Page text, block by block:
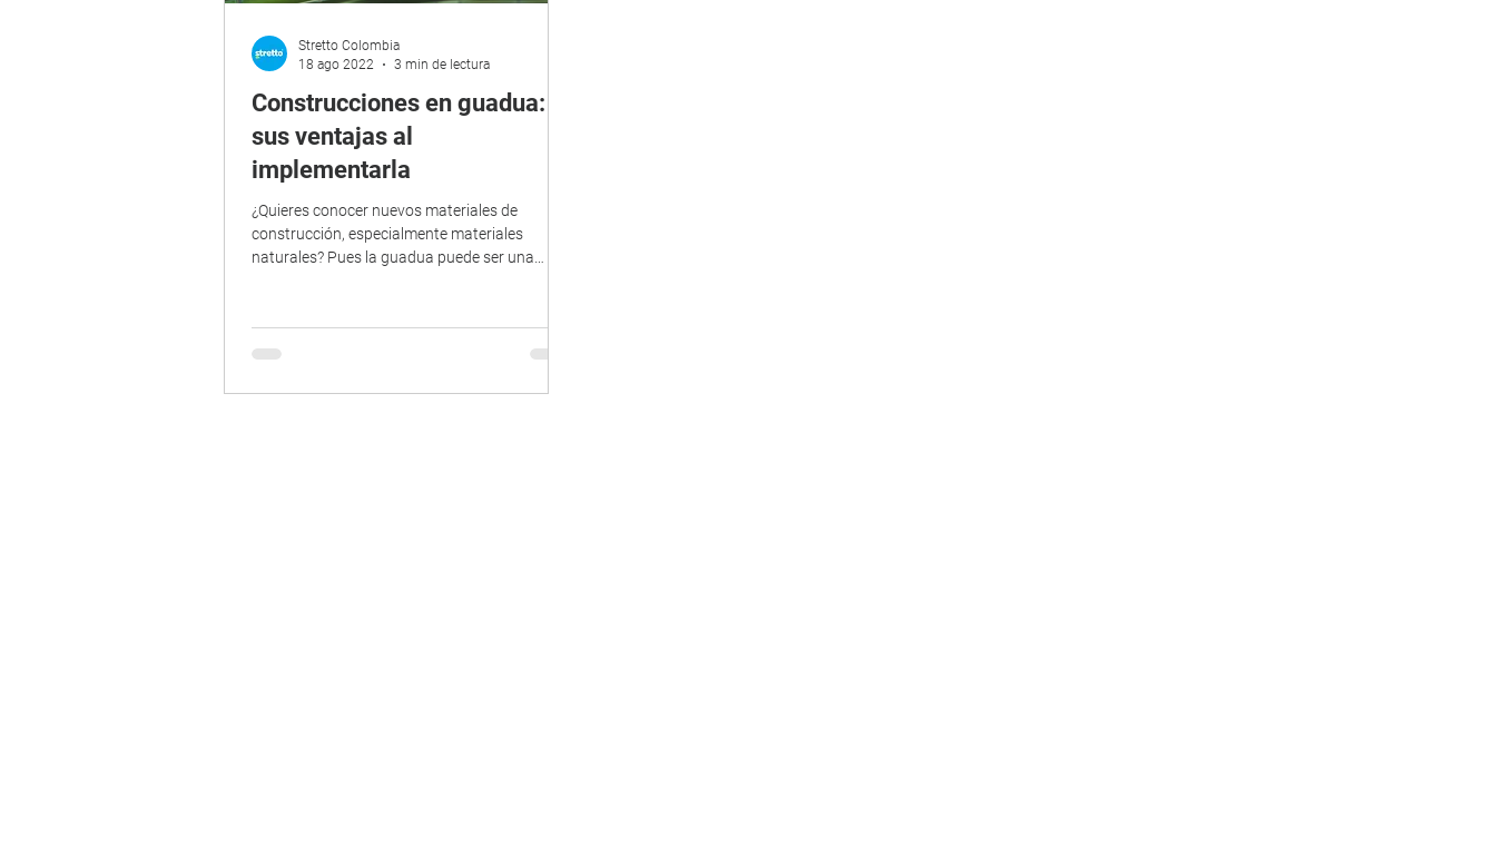
Construcciones en guadua:
sus ventajas al
implementarla
¿Quieres conocer nuevos materiales de
construcción, especialmente materiales
naturales? Pues la guadua puede ser una
Stretto Colombia
18 ago 2022
3 min de lectura